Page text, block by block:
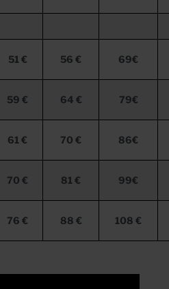
51 € 56 € 69€
59 € 64 € 79€
61 € 70 € 86€
70 € 81 € 99€
76 € 88 € 108 €